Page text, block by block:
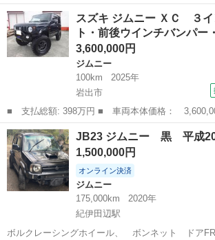
名： スズキ ■ 車種名： ジムニー ■ グレード
ースタイルワールドカップリミテッド １６イン
ィオ フォグラン...
大阪 枚方市 ジムニー
スズキ ジムニー ＸＣ ３イ
ト・前後ウインチバンパ
3,600,000円
ジムニー
100km
2025年
岩出市
■ 支払総額: 398万円 ■ 車両本体価格： 3,600,000 円 ■ メーカー
名： スズキ ■ 車種名： ジムニー ■ グレー
ンチＵＰフルキット・前後ウインチバンパー・キン
鍛造ボルク...
和歌山 岩出市
JB23 ジムニー 黒 平成20
1,500,000円
オンライン決済
ジムニー
175,000km
2020年
紀伊田辺駅
ボルクレーシングホイール、 ボンネット ドア